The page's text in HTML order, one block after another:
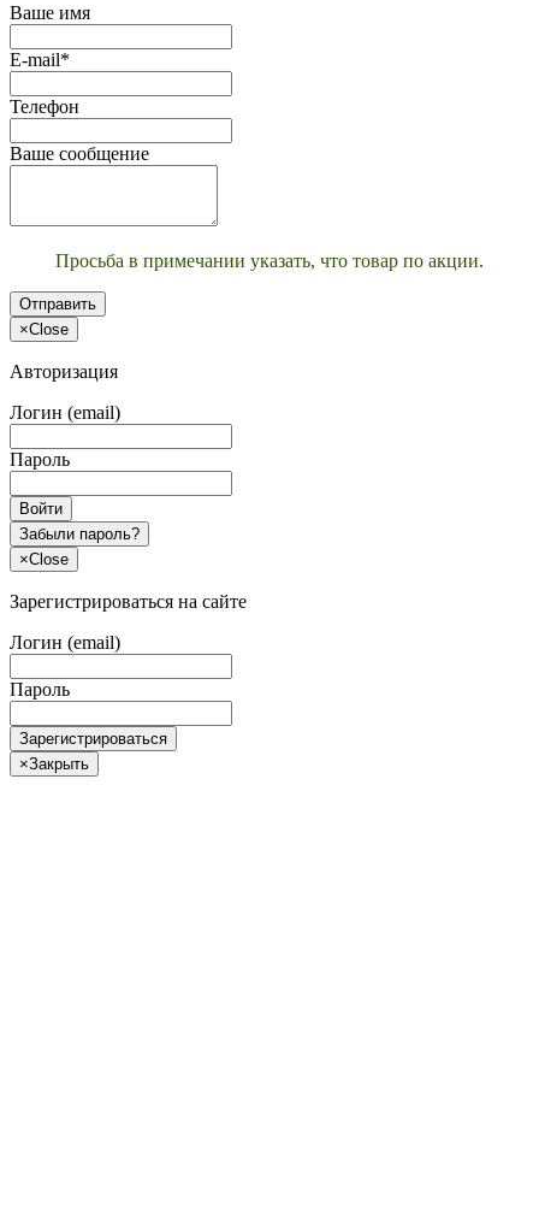
Ваше имя
E-mail*
Телефон
Ваше сообщение
Просьба в примечании указать, что товар по акции.
Отправить
×Close
Авторизация
Логин (email)
Пароль
Войти
Забыли пароль?
×Close
Зарегистрироваться на сайте
Логин (email)
Пароль
Зарегистрироваться
×Закрыть